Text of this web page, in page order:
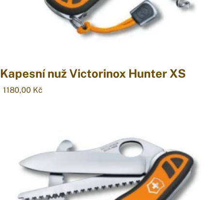
Kapesní nuž Victorinox Hunter XS
1180,00 Kč